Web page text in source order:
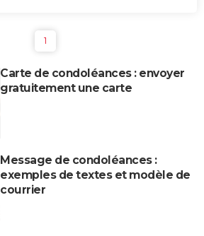
1
Carte de condoléances : envoyer
gratuitement une carte
Message de condoléances :
exemples de textes et modèle de
courrier